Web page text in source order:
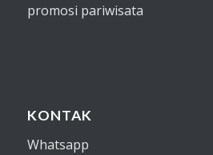
promosi pariwisata
KONTAK
Whatsapp